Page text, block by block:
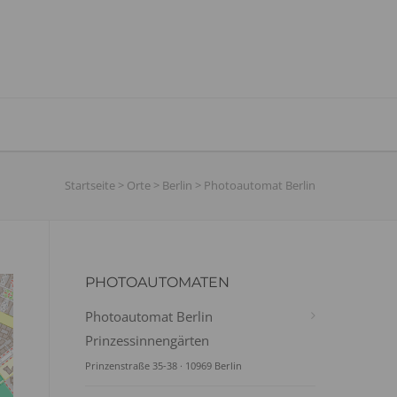
Startseite > Orte > Berlin > Photoautomat Berlin
PHOTOAUTOMATEN
Photoautomat Berlin
Prinzessinnengärten
Prinzenstraße 35-38 · 10969 Berlin